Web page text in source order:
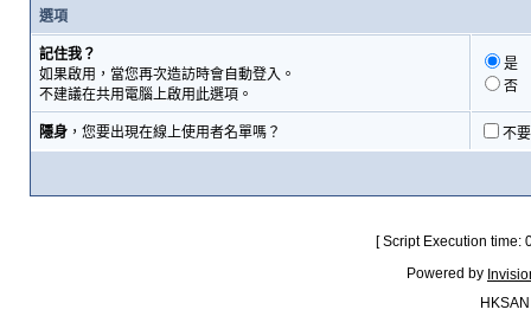
選項
記住我？
如果啟用，當您再次造訪時會自動登入。
不建議在共用電腦上啟用此選項。
是
否
隱身，您要出現在線上使用者名單嗎？ 不
[ Script Execution
Powered by